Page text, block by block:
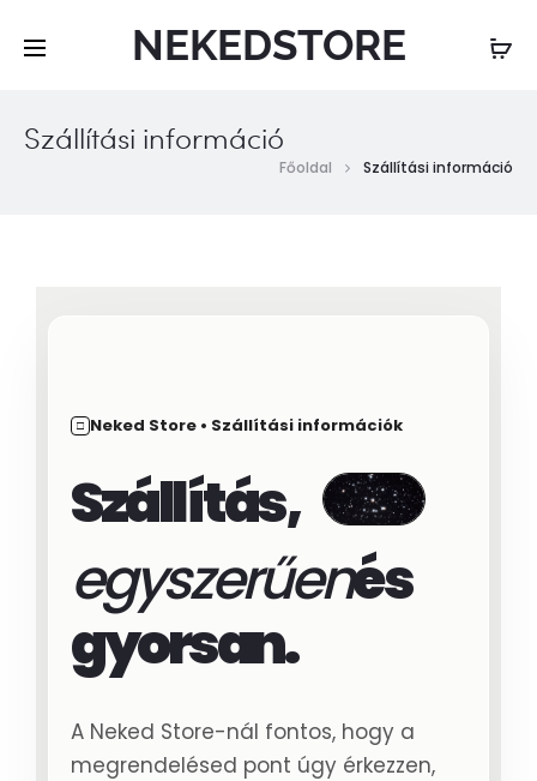
NEKEDSTORE
Szállítási információ
Főoldal Szállítási információ
□ Neked Store • Szállítási információk
Szállítás,
egyszerűenés
gyorsan.
A Neked Store-nál fontos, hogy a
megrendelésed pont úgy érkezzen,